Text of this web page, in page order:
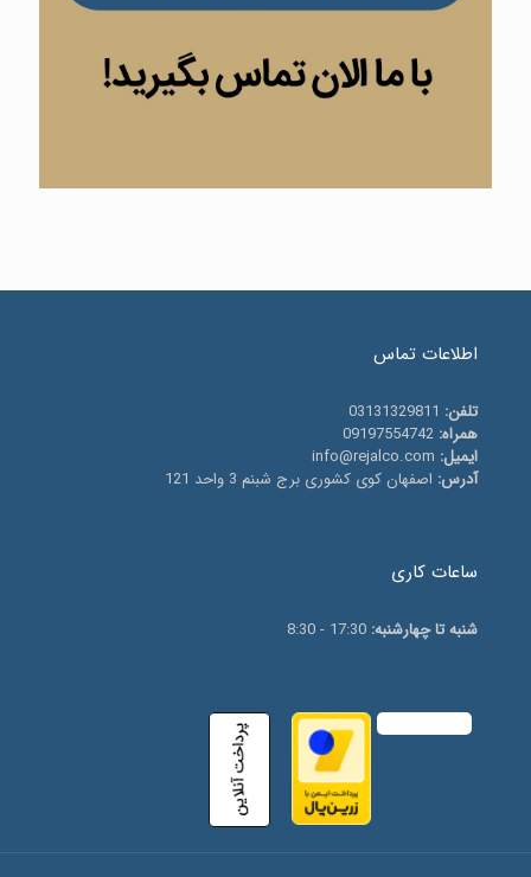
اطلاعات تماس
تلفن:
همراه:
ایمیل:
آدرس: اصفهان کوی کشوری برج شبنم 3 واحد 121
ساعات کاری
شنبه تا چهارشنبه: